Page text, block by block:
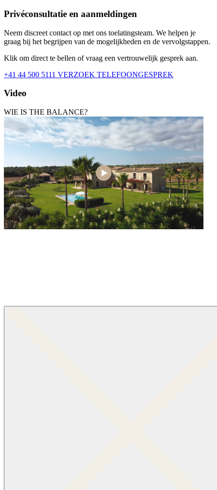
Privéconsultatie en aanmeldingen
Neem discreet contact op met ons toelatingsteam. We helpen je
graag bij het begrijpen van de mogelijkheden en de vervolgstappen.
Klik om direct te bellen of vraag een vertrouwelijk gesprek aan.
+41 44 500 5111 VERZOEK TELEFOONGESPREK
Video
WIE IS THE BALANCE?